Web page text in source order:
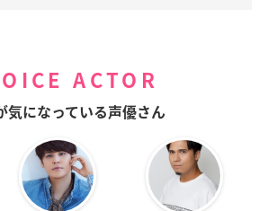
ACTOR
気になっている声優さん